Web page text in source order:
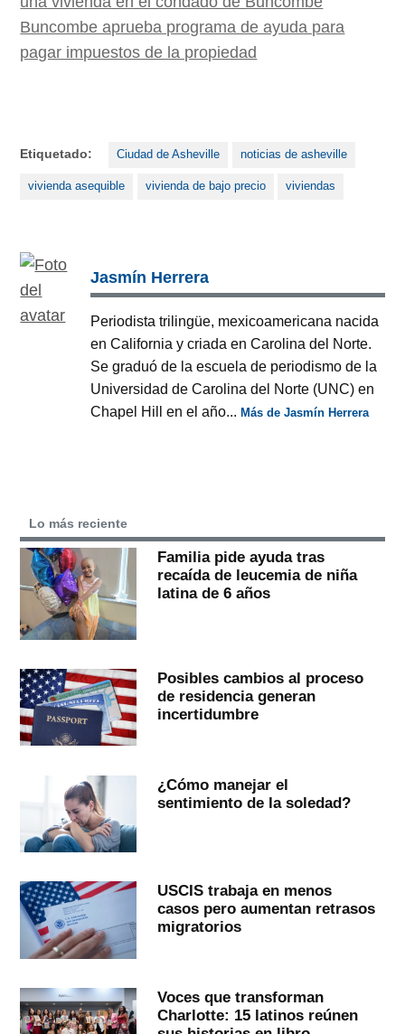
Buncombe aprueba programa de ayuda para
pagar impuestos de la propiedad
Etiquetado: Ciudad de Asheville noticias de asheville
vivienda asequible vivienda de bajo precio viviendas
Jasmín Herrera
Periodista trilingüe, mexicoamericana nacida
en California y criada en Carolina del Norte.
Se graduó de la escuela de periodismo de la
Universidad de Carolina del Norte (UNC) en
Chapel Hill en el año...Más de Jasmín Herrera
Lo más reciente
Familia pide ayuda tras
recaída de leucemia de niña
latina de 6 años
Posibles cambios al proceso
de residencia generan
incertidumbre
¿Cómo manejar el
sentimiento de la soledad?
USCIS trabaja en menos
casos pero aumentan retrasos
migratorios
Voces que transforman
Charlotte: 15 latinos reúnen